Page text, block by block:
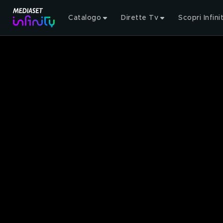
Catalogo Dirette Tv Scopri